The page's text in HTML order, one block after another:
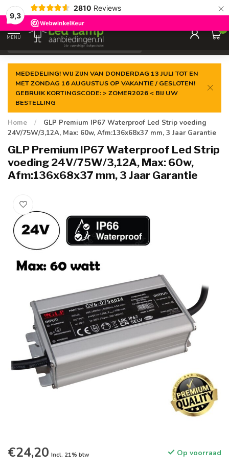
9,3
2810 Reviews ×
Gegarandeerde delaagste prijs
MENU
0
MEDEDELING! WIJ ZIJN VAN DONDERDAG 13 JULI TOT EN
MET ZONDAG 16 AUGUSTUS OP VAKANTIE / GESLOTEN!
GEBRUIK KORTINGSCODE: > ZOMER2026 < BIJ UW
BESTELLING
Home /
GLP Premium IP67 Waterproof Led Strip voeding
24V/75W/3,12A, Max: 60w, Afm:136x68x37 mm, 3 Jaar Garantie
GLP Premium IP67 Waterproof Led Strip
voeding 24V/75W/3,12A, Max: 60w,
Afm:136x68x37 mm, 3 Jaar Garantie
€24,20 Incl. 21% btw Op voorraad